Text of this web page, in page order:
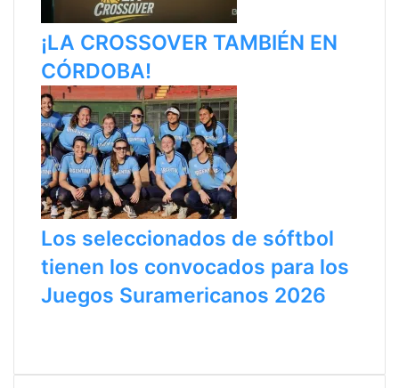
¡LA CROSSOVER TAMBIÉN EN
CÓRDOBA!
Los seleccionados de sóftbol
tienen los convocados para los
Juegos Suramericanos 2026
ig